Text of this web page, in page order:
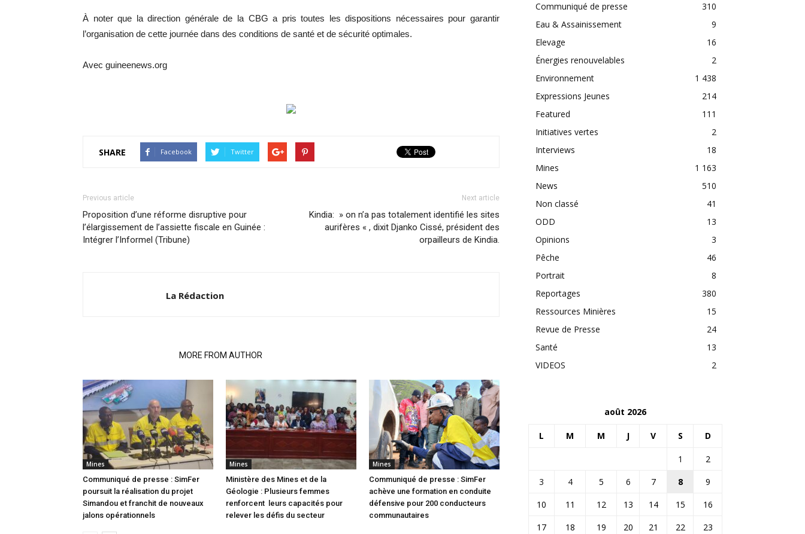
À noter que la direction générale de la CBG a pris toutes les dispositions nécessaires pour garantir
l’organisation de cette journée dans des conditions de santé et de sécurité optimales.
Avec guineenews.org
SHARE Facebook Twitter
Previous article
Proposition d’une réforme disruptive pour
l’élargissement de l’assiette fiscale en Guinée :
Intégrer l’Informel (Tribune)
Next article
Kindia: » on n’a pas totalement identifié les sites
aurifères « , dixit Djanko Cissé, président des
orpailleurs de Kindia.
La Rédaction
MORE FROM AUTHOR
Mines
Communiqué de presse : SimFer
poursuit la réalisation du projet
Simandou et franchit de nouveaux
jalons opérationnels
Mines
Ministère des Mines et de la
Géologie : Plusieurs femmes
renforcent leurs capacités pour
relever les défis du secteur
Mines
Communiqué de presse : SimFer
achève une formation en conduite
défensive pour 200 conducteurs
communautaires
Communiqué de presse
310
Eau & Assainissement
9
Elevage
16
Énergies renouvelables
2
Environnement
1 438
Expressions Jeunes
214
Featured
111
Initiatives vertes
2
Interviews
18
Mines
1 163
News
510
Non classé
41
ODD
13
Opinions
3
Pêche
46
Portrait
8
Reportages
380
Ressources Minières
15
Revue de Presse
24
Santé
13
VIDEOS
2
août 2026
L M M J V S D
1
2
3
4 5 6 7 8
9
10
11 12 13 14 15
16
17
18 19 20 21 22
23